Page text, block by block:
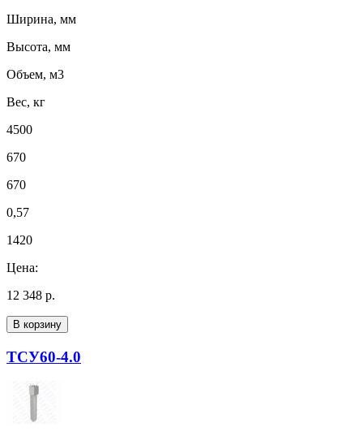
Ширина, мм
Высота, мм
Объем, м3
Вес, кг
4500
670
670
0,57
1420
Цена:
12 348 р.
В корзину
ТСУ60-4.0